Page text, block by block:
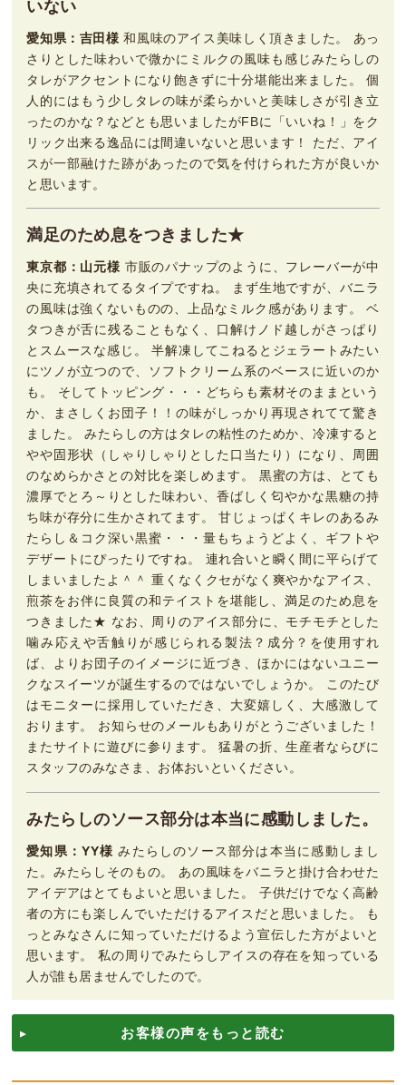
いない
愛知県：吉田様 和風味のアイス美味しく頂きました。 あっ
さりとした味わいで微かにミルクの風味も感じみたらしの
タレがアクセントになり飽きずに十分堪能出来ました。 個
人的にはもう少しタレの味が柔らかいと美味しさが引き立
ったのかな？などとも思いましたがFBに「いいね！」をク
リック出来る逸品には間違いないと思います！ ただ、アイ
スが一部融けた跡があったので気を付けられた方が良いか
と思います。
満足のため息をつきました★
東京都：山元様 市販のパナップのように、フレーバーが中
央に充填されてるタイプですね。 まず生地ですが、バニラ
の風味は強くないものの、上品なミルク感があります。 ベ
タつきが舌に残ることもなく、口解けノド越しがさっぱり
とスムースな感じ。 半解凍してこねるとジェラートみたい
にツノが立つので、ソフトクリーム系のベースに近いのか
も。 そしてトッピング・・・どちらも素材そのままという
か、まさしくお団子！！の味がしっかり再現されてて驚き
ました。 みたらしの方はタレの粘性のためか、冷凍すると
やや固形状（しゃりしゃりとした口当たり）になり、周囲
のなめらかさとの対比を楽しめます。 黒蜜の方は、とても
濃厚でとろ～りとした味わい、香ばしく匂やかな黒糖の持
ち味が存分に生かされてます。 甘じょっぱくキレのあるみ
たらし＆コク深い黒蜜・・・量もちょうどよく、ギフトや
デザートにぴったりですね。 連れ合いと瞬く間に平らげて
しまいましたよ＾＾ 重くなくクセがなく爽やかなアイス、
煎茶をお伴に良質の和テイストを堪能し、満足のため息を
つきました★ なお、周りのアイス部分に、モチモチとした
噛み応えや舌触りが感じられる製法？成分？を使用すれ
ば、よりお団子のイメージに近づき、ほかにはないユニー
クなスイーツが誕生するのではないでしょうか。 このたび
はモニターに採用していただき、大変嬉しく、大感激して
おります。 お知らせのメールもありがとうございました！
またサイトに遊びに参ります。 猛暑の折、生産者ならびに
スタッフのみなさま、お体おいといください。
みたらしのソース部分は本当に感動しました。
愛知県：YY様 みたらしのソース部分は本当に感動しまし
た。みたらしそのもの。 あの風味をバニラと掛け合わせた
アイデアはとてもよいと思いました。 子供だけでなく高齢
者の方にも楽しんでいただけるアイスだと思いました。 も
っとみなさんに知っていただけるよう宣伝した方がよいと
思います。 私の周りでみたらしアイスの存在を知っている
人が誰も居ませんでしたので。
お客様の声をもっと読む